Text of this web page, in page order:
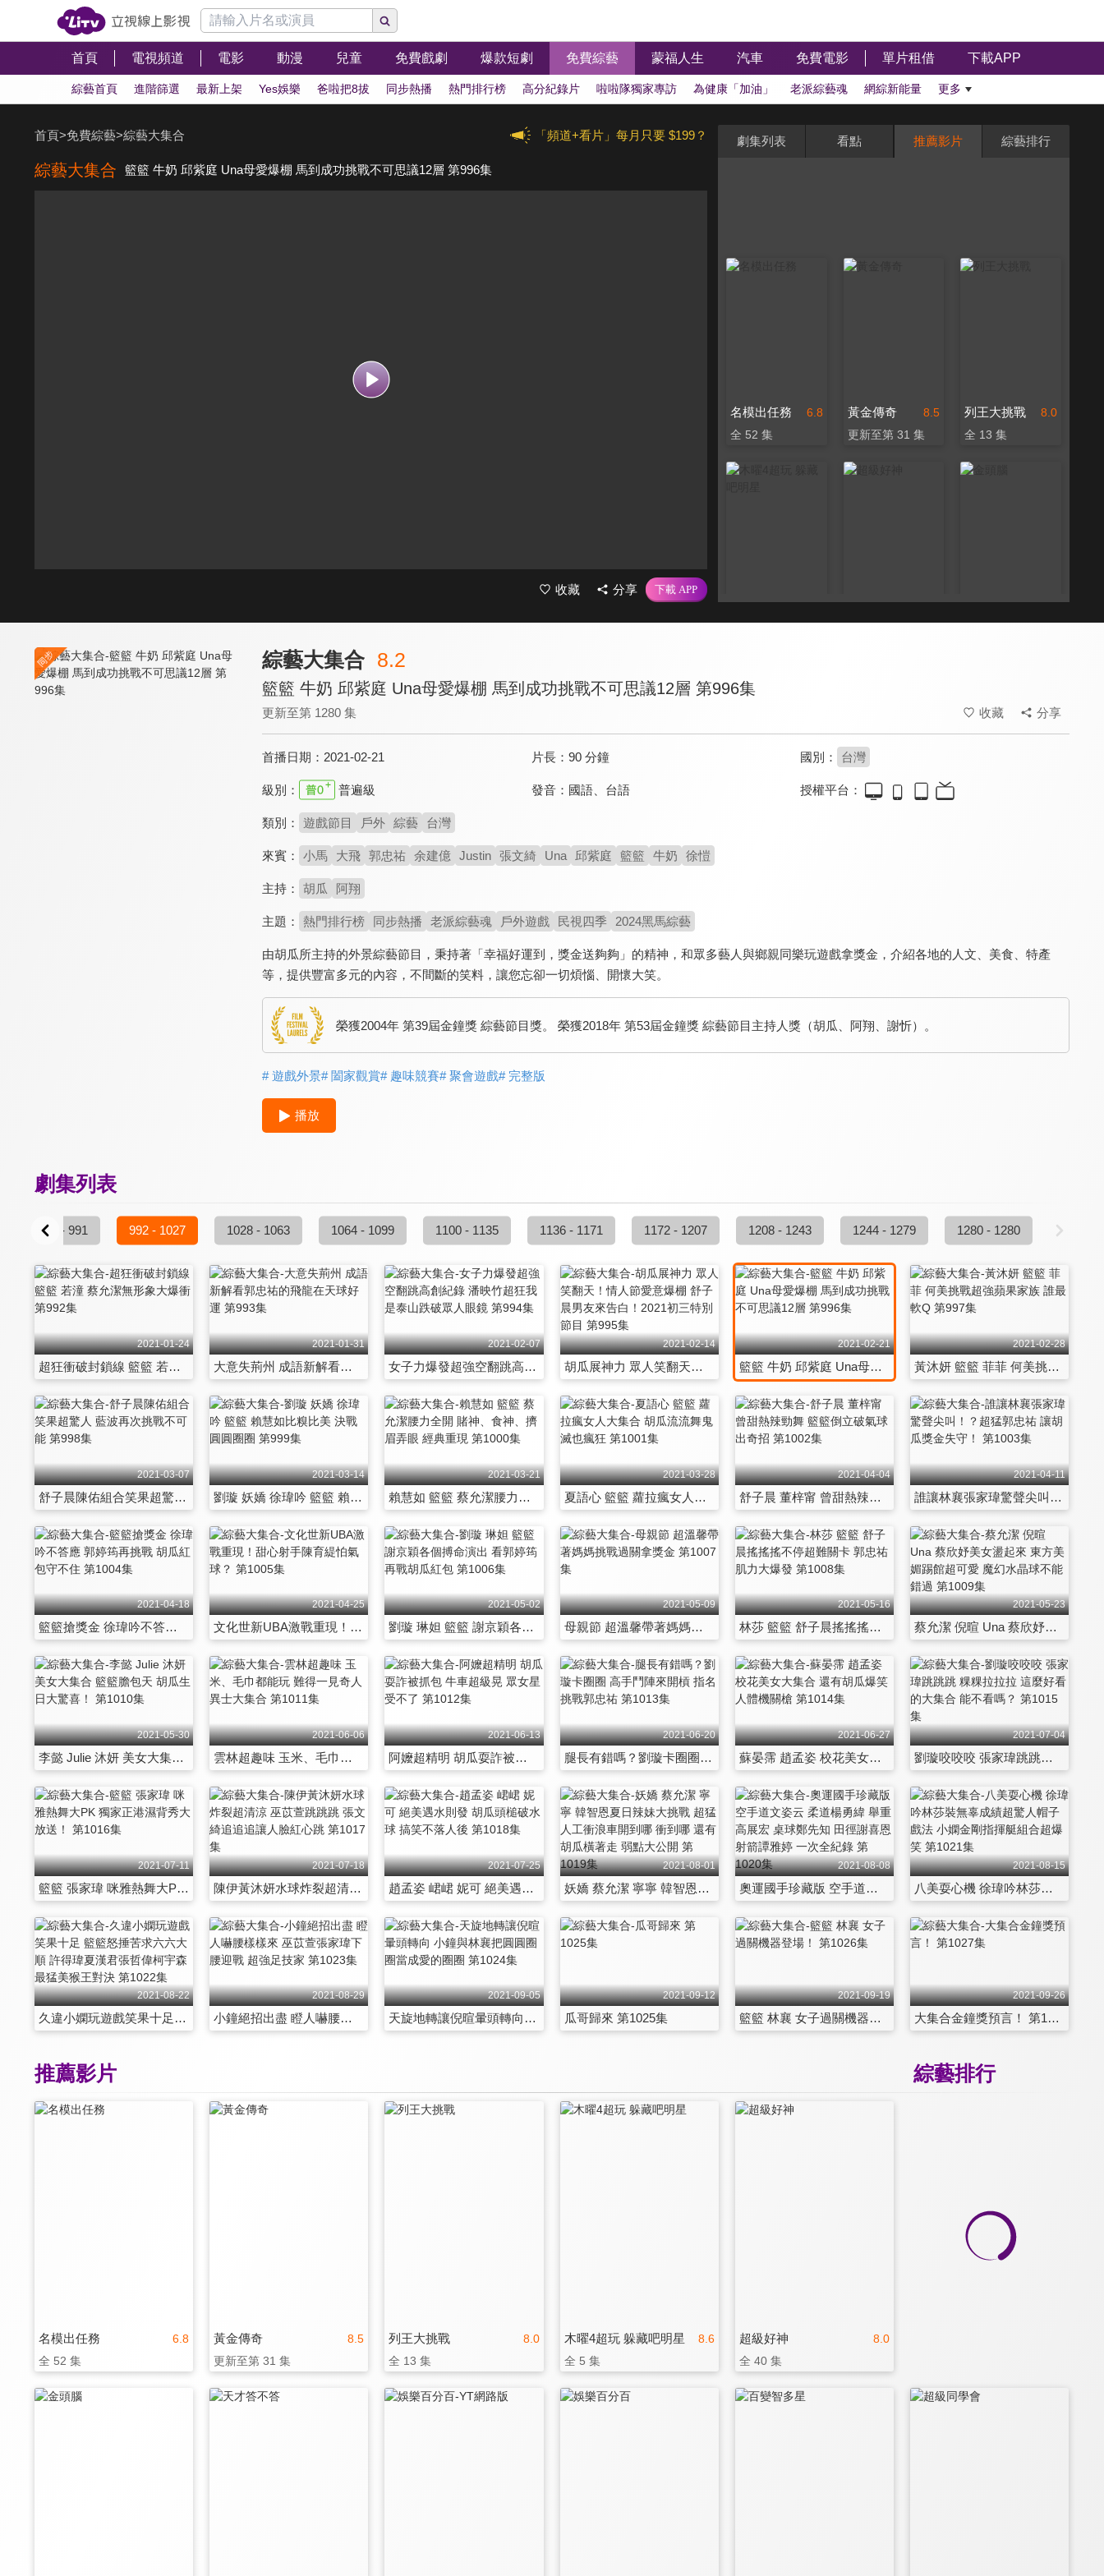
首頁 電視頻道 電影 動漫 兒童 免費戲劇 爆款短劇 免費綜藝 蒙福人生 汽車 免費電影 單片租借 下載APP
綜藝首頁 進階篩選 最新上架 Yes娛樂 爸啦把8拔 同步熱播 熱門排行榜 高分紀錄片 啦啦隊獨家專訪 為健康「加油」 老派綜藝魂 網綜新能量 更多
「頻道+看片」每月只要 $199？
首頁>免費綜藝>綜藝大集合
綜藝大集合 籃籃 牛奶 邱紫庭 Una母愛爆棚 馬到成功挑戰不可思議12層 第996集
收藏 分享
劇集列表 看點 推薦影片 綜藝排行
6.8
名模出任務
全 52 集
8.5
黃金傳奇
更新至第 31 集
8.0
列王大挑戰
全 13 集
8.3
百變智多星 超級同學會
綜藝大集合 8.2
籃籃 牛奶 邱紫庭 Una母愛爆棚 馬到成功挑戰不可思議12層 第996集
更新至第 1280 集 收藏 分享
首播日期： 2021-02-21 片長： 90 分鐘 國別： 台灣
級別： 普遍級 發音： 國語、 台語 授權平台：
類別： 遊戲節目 戶外 綜藝 台灣
來賓： 小馬 大飛 郭忠祐 余建億 Justin 張文綺 Una 邱紫庭 籃籃 牛奶 徐愷
主持： 胡瓜 阿翔
主題： 熱門排行榜 同步熱播 老派綜藝魂 戶外遊戲 民視四季 2024黑馬綜藝
由胡瓜所主持的外景綜藝節目，秉持著「幸福好運到，獎金送夠夠」的精神，和眾多藝人與鄉親同樂玩遊戲拿獎金，介紹各地的人文、美食、特產
等，提供豐富多元的內容，不間斷的笑料，讓您忘卻一切煩惱、開懷大笑。
榮獲2004年 第39屆金鐘獎 綜藝節目獎。 榮獲2018年 第53屆金鐘獎 綜藝節目主持人獎（胡瓜、阿翔、謝忻）。
# 遊戲外景# 闔家觀賞# 趣味競賽# 聚會遊戲# 完整版
播放
劇集列表
956 - 991 992 - 1027 1028 - 1063 1064 - 1099 1100 - 1135 1136 - 1171 1172 - 1207 1208 - 1243 1244 - 1279 1280 - 1280
2021-01-24
超狂衝破封鎖線 籃籃 若潼 蔡允潔無形象大爆衝 第992集
2021-01-31
大意失荊州 成語新解看郭忠祐的飛龍在天球好運 第993集
2021-02-07
女子力爆發超強空翻跳高創紀錄 潘映竹超狂我是泰山跌破眾人眼鏡 第994集
2021-02-14
胡瓜展神力 眾人笑翻天！情人節愛意爆棚 舒子晨男友來告白！2021初三特別節目 第995集
2021-02-21
籃籃 牛奶 邱紫庭 Una母愛爆棚 馬到成功挑戰不可思議12層 第996集
2021-02-28
黃沐妍 籃籃 菲菲 何美挑戰超強蘋果家族 誰最軟Q 第997集
2021-03-07
舒子晨陳佑組合笑果超驚人 藍波再次挑戰不可能 第998集
2021-03-14
劉璇 妖嬌 徐瑋吟 籃籃 賴慧如比糗比美 決戰圓圓圈圈 第999集
2021-03-21
賴慧如 籃籃 蔡允潔腰力全開 賭神、食神、擠眉弄眼 經典重現 第1000集
2021-03-28
夏語心 籃籃 蘿拉瘋女人大集合 胡瓜流流舞鬼滅也瘋狂 第1001集
2021-04-04
舒子晨 董梓甯 曾甜熱辣勁舞 籃籃倒立破氣球出奇招 第1002集
2021-04-11
誰讓林襄張家瑋驚聲尖叫！？超猛郭忠祐 讓胡瓜獎金失守！ 第1003集
2021-04-18
籃籃搶獎金 徐瑋吟不答應 郭婷筠再挑戰 胡瓜紅包守不住 第1004集
2021-04-25
文化世新UBA激戰重現！甜心射手陳育緹怕氣球？ 第1005集
2021-05-02
劉璇 琳妲 籃籃 謝京穎各個搏命演出 看郭婷筠再戰胡瓜紅包 第1006集
2021-05-09
母親節 超溫馨帶著媽媽挑戰過關拿獎金 第1007集
2021-05-16
林莎 籃籃 舒子晨搖搖搖不停超難關卡 郭忠祐肌力大爆發 第1008集
2021-05-23
蔡允潔 倪暄 Una 蔡欣妤美女盪起來 東方美媚踢館超可愛 魔幻水晶球不能錯過 第1009集
2021-05-30
李懿 Julie 沐妍 美女大集合 籃籃膽包天 胡瓜生日大驚喜！ 第1010集
2021-06-06
雲林超趣味 玉米、毛巾都能玩 難得一見奇人異士大集合 第1011集
2021-06-13
阿嬤超精明 胡瓜耍詐被抓包 牛車超級晃 眾女星受不了 第1012集
2021-06-20
腿長有錯嗎？劉璇卡圈圈 高手鬥陣來開槓 指名挑戰郭忠祐 第1013集
2021-06-27
蘇晏霈 趙孟姿 校花美女大集合 還有胡瓜爆笑人體機關槍 第1014集
2021-07-04
劉璇咬咬咬 張家瑋跳跳跳 粿粿拉拉拉 這麼好看的大集合 能不看嗎？ 第1015集
2021-07-11
籃籃 張家瑋 咪雅熱舞大PK 獨家正港濕背秀大放送！ 第1016集
2021-07-18
陳伊黃沐妍水球炸裂超清涼 巫苡萱跳跳跳 張文綺追追追讓人臉紅心跳 第1017集
2021-07-25
趙孟姿 峮峮 妮可 絕美遇水則發 胡瓜頭槌破水球 搞笑不落人後 第1018集
2021-08-01
妖嬌 蔡允潔 寧寧 韓智恩夏日辣妹大挑戰 超猛人工衝浪車開到哪 衝到哪 還有胡瓜橫著走 弱點大公開 第1019集
2021-08-08
奧運國手珍藏版 空手道文姿云 柔道楊勇緯 舉重高展宏 桌球鄭先知 田徑謝喜恩 射箭譚雅婷 一次全紀錄 第1020集
2021-08-15
八美耍心機 徐瑋吟林莎裝無辜成績超驚人帽子戲法 小嫻金剛指揮艇組合超爆笑 第1021集
2021-08-22
久違小嫻玩遊戲笑果十足 籃籃怒捶苦求六六大順 許得瑋夏漢君張哲偉柯宇森 最猛美猴王對決 第1022集
2021-08-29
小鐘絕招出盡 瞪人嚇腰樣樣來 巫苡萱張家瑋下腰迎戰 超強足技家 第1023集
2021-09-05
天旋地轉讓倪暄暈頭轉向 小鐘與林襄把圓圓圈圈當成愛的圈圈 第1024集
2021-09-12
瓜哥歸來 第1025集
2021-09-19
籃籃 林襄 女子過關機器登場！ 第1026集
2021-09-26
大集合金鐘獎預言！ 第1027集
綜藝排行
推薦影片
6.8
名模出任務
全 52 集
8.5
黃金傳奇
更新至第 31 集
8.0
列王大挑戰
全 13 集
8.6
木曜4超玩 躲藏吧明星
全 5 集
8.0
超級好神
全 40 集